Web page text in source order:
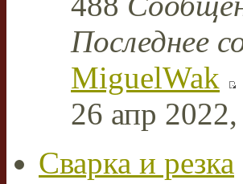
Последнее
MiguelWak
26 апр
Сварка и резка